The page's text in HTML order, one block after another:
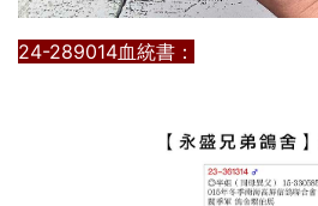
24-289014血統書：